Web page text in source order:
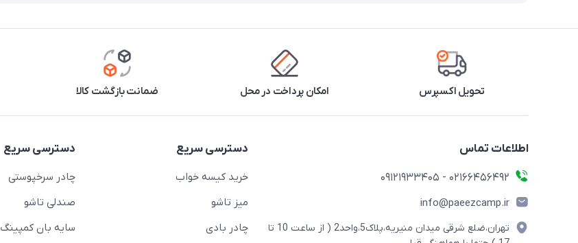
تحویل اکسپرس امکان پرداخت در محل ضمانت بازگشت کالا
اطلاعات تماس
02166456492 - 09121933405
info@paeezcamp.ir
تهران،ضلع شرقی میدان منیریه،پلاک5،واحد2 ( از ساعت 10 تا
دسترسی سریع
خرید کیسه خواب
میز تاشو
چادر بادی
دسترسی سریع
چادر سرخپوستی
صندلی تاشو
سایه بان کمپینگ